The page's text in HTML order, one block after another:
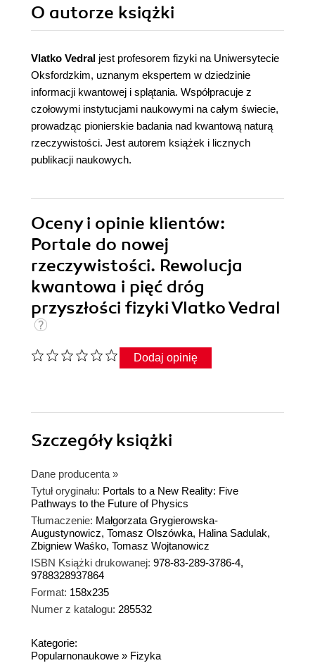
O autorze książki
Vlatko Vedral jest profesorem fizyki na Uniwersytecie
Oksfordzkim, uznanym ekspertem w dziedzinie
informacji kwantowej i splątania. Współpracuje z
czołowymi instytucjami naukowymi na całym świecie,
prowadząc pionierskie badania nad kwantową naturą
rzeczywistości. Jest autorem książek i licznych
publikacji naukowych.
Oceny i opinie klientów:
Portale do nowej
rzeczywistości. Rewolucja
kwantowa i pięć dróg
przyszłości fizyki Vlatko Vedral
Dodaj opinię
Szczegółyksiążki
Dane producenta »
Tytuł oryginału: Portals to a New Reality: Five
Pathways to the Future of Physics
Tłumaczenie: Małgorzata Grygierowska-
Augustynowicz, Tomasz Olszówka, Halina Sadulak,
Zbigniew Waśko, Tomasz Wojtanowicz
ISBN Książki drukowanej: 978-83-289-3786-4,
9788328937864
Format: 158x235
Numer z katalogu: 285532
Kategorie:
Popularnonaukowe » Fizyka